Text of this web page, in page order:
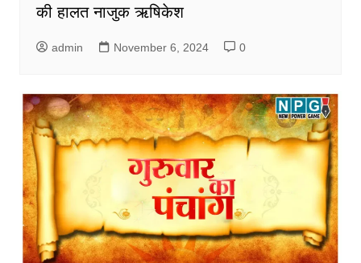
की हालत नाजुक ऋषिकेश
admin November 6, 2024 0